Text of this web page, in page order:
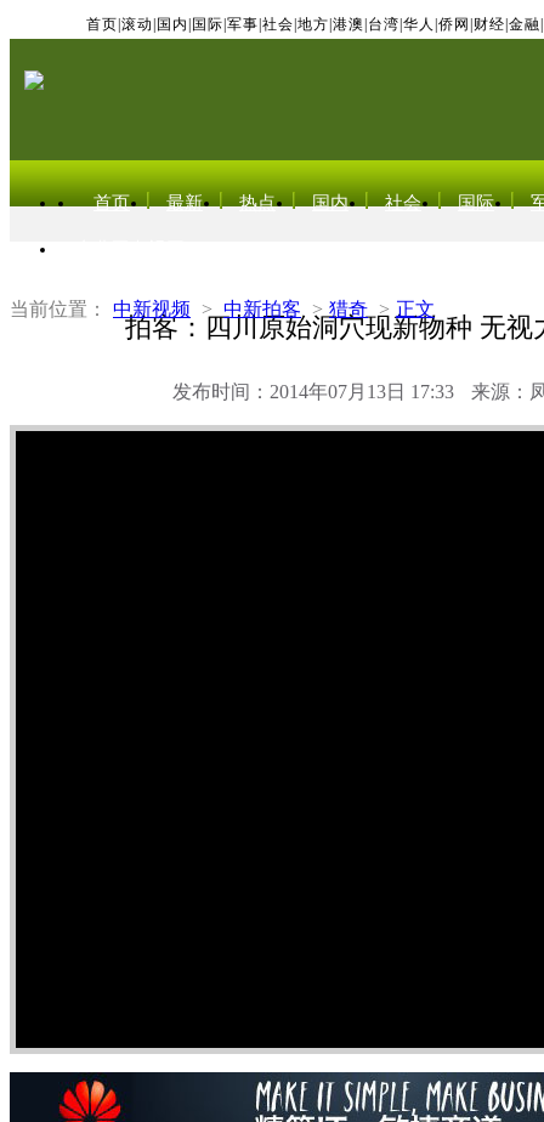
首页 滚动 国内 国际 军事 社会 地方 港澳 台湾 华人 侨网 财经 金融
首页 最新 热点 国内 社会 国际
当前位置： 中新视频 > 中新拍客 > 猎奇 > 正文
拍客：四川原始洞穴现新物种 无视
发布时间：2014年07月13日 17:33 来源：